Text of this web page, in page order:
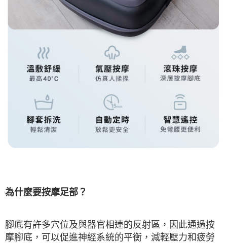
為什麼要按摩足部？
腳底有許多穴位及與器官相連的反射區，因此通過按
摩腳底，可以促進神經系統的平衡，減輕壓力和疲勞